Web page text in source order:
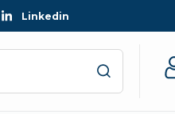
Linkedin